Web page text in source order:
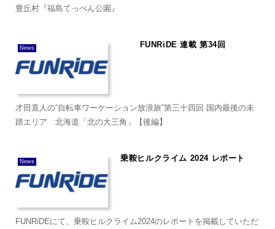
豊丘村『福島てっぺん公園』
News FUNRiDE 連載 第34回
才田直人の“自転車ワーケーション放浪旅”第三十四回 国内最後の未
踏エリア 北海道「北の大三角」【後編】
News 乗鞍ヒルクライム 2024 レポート
FUNRiDEにて、乗鞍ヒルクライム2024のレポートを掲載していただ